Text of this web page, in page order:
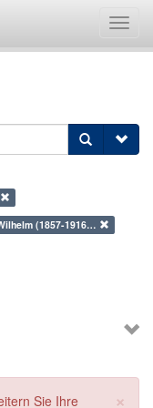
(1857-1916…
×
Sie Ihre